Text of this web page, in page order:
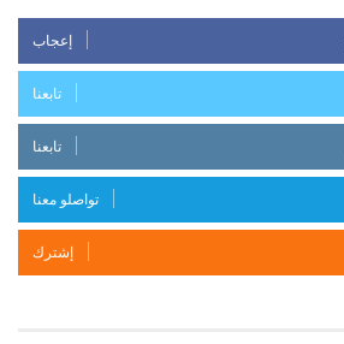
إعجاب
تابعنا
تابعنا
تواصلو معنا
إشترك